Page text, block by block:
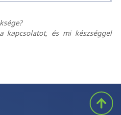
kapcsolatot, és mi készséggel